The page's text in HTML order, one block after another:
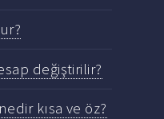
değiştirilir?
kısa ve öz?